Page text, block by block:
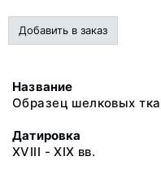
Добавить в заказ
Название
Образец шелковых
Датировка
XVIII - XIX вв.